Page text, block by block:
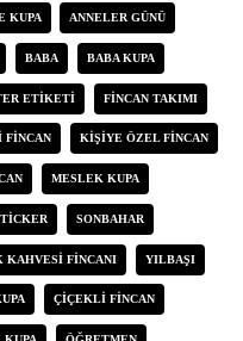
KUPA ANNELER GÜNÜ
BABA BABA KUPA
ETIKETI FINCAN TAKIMI
FINCAN KIŞIYE ÖZEL FINCAN
MESLEK KUPA
SONBAHAR
KAHVESI FINCANI YILBAŞI
ÇIÇEKLI FINCAN